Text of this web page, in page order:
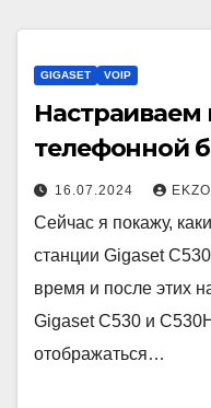
GIGASET VOIP
Настраиваем
телефонной
16.07.2024
Сейчас я покажу,
станции Gigaset
время и после этих
Gigaset C530 и
отображаться…